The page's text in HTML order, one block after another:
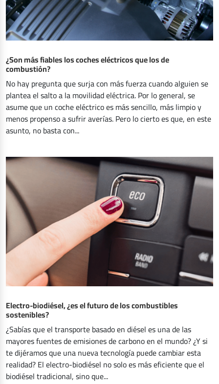
¿Son más fiables los coches eléctricos que los de
combustión?
No hay pregunta que surja con más fuerza cuando alguien se
plantea el salto a la movilidad eléctrica. Por lo general, se
asume que un coche eléctrico es más sencillo, más limpio y
menos propenso a sufrir averías. Pero lo cierto es que, en este
asunto, no basta con...
Electro-biodiésel, ¿es el futuro de los combustibles
sostenibles?
¿Sabías que el transporte basado en diésel es una de las
mayores fuentes de emisiones de carbono en el mundo? ¿Y si
te dijéramos que una nueva tecnología puede cambiar esta
realidad? El electro-biodiésel no solo es más eficiente que el
biodiésel tradicional, sino que...